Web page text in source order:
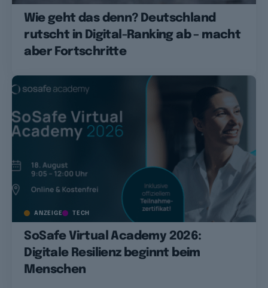
Wie geht das denn? Deutschland
rutscht in Digital-Ranking ab – macht
aber Fortschritte
ANZEIGE TECH
SoSafe Virtual Academy 2026:
Digitale Resilienz beginnt beim
Menschen